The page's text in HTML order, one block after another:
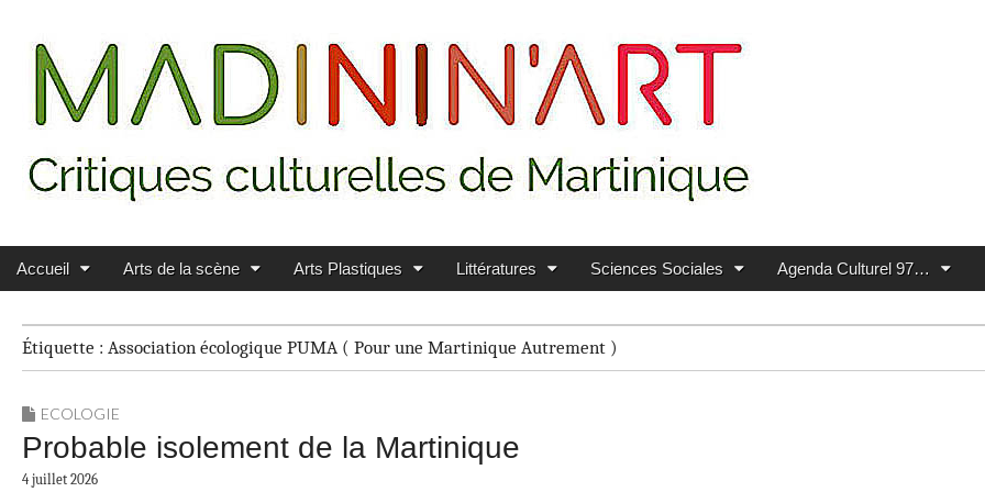
MADININ'ART
Main menu
Skip to content
Accueil Arts de la scène Arts Plastiques Littératures Sciences Sociales Agenda Culturel 97…
Étiquette : Association écologique PUMA ( Pour une Martinique Autrement )
ECOLOGIE
Probable isolement de la Martinique
4 juillet 2026